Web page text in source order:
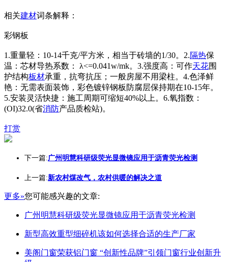
相关建材词条解释：
彩钢板
1.重量轻：10-14千克/平方米，相当于砖墙的1/30。2.隔热保
温：芯材导热系数： λ<=0.041w/mk。3.强度高：可作天花围
护结构板材承重，抗弯抗压；一般房屋不用梁柱。4.色泽鲜
艳：无需表面装饰，彩色镀锌钢板防腐层保持期在10-15年。
5.安装灵活快捷：施工周期可缩短40%以上。6.氧指数：
(OI)32.0(省消防产品质检站)。
打赏
下一篇:广州明慧科研级荧光显微镜应用于沥青荧光检测
上一篇:新农村煤改气，农村供暖的解决之道
更多»您可能感兴趣的文章:
广州明慧科研级荧光显微镜应用于沥青荧光检测
新型高效重型细碎机该如何选择合适的生产厂家
美阁门窗荣获铝门窗 “创新性品牌”引领门窗行业创新升